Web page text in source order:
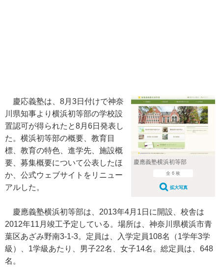
慶應義塾横浜初等部
全 6 枚
拡大写真
慶応義塾は、8月3日付けで神奈
川県知事より横浜初等部の学校設
置認可が得られたと8月6日発表し
た。横浜初等部の概要、教育目
標、教育の特色、進学先、施設概
要、募集概要について公表したほ
か、公式ウェブサイトをリニュー
アルした。
慶應義塾横浜初等部は、2013年4月1日に開設、校舎は
2012年11月竣工予定している。場所は、神奈川県横浜市青
葉区あざみ野南3-1-3。定員は、入学定員108名（1学年3学
級）、1学級あたり、男子22名、女子14名。総定員は、648
名。